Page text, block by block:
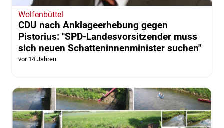
Wolfenbüttel
CDU nach Anklageerhebung gegen
Pistorius: "SPD-Landesvorsitzender muss
sich neuen Schatteninnenminister suchen"
vor 14 Jahren